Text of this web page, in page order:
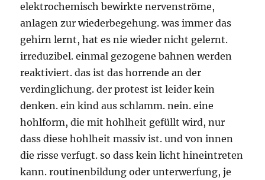
elektrochemisch bewirkte nervenströme,
anlagen zur wiederbegehung. was immer das
gehirn lernt, hat es nie wieder nicht gelernt.
irreduzibel. einmal gezogene bahnen werden
reaktiviert. das ist das horrende an der
verdinglichung. der protest ist leider kein
denken. ein kind aus schlamm. nein. eine
hohlform, die mit hohlheit gefüllt wird, nur
dass diese hohlheit massiv ist. und von innen
die risse verfugt. so dass kein licht hineintreten
kann. routinenbildung oder unterwerfung, je